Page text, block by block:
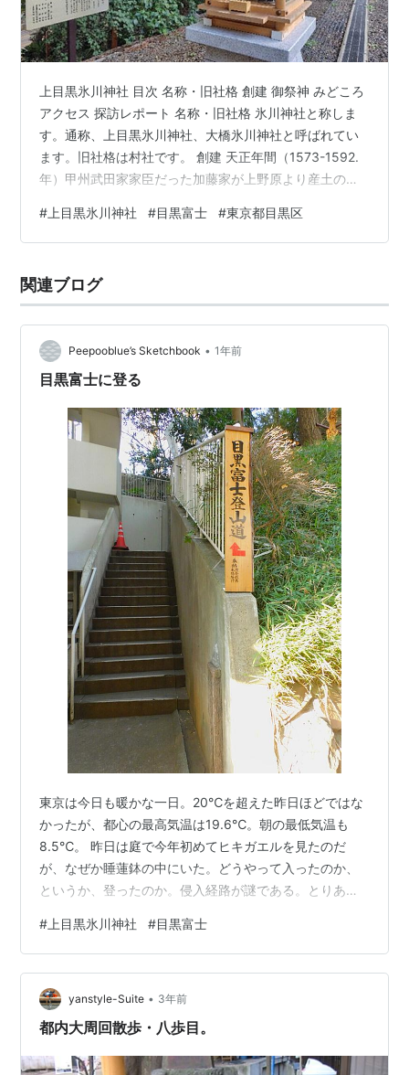
上目黒氷川神社 目次 名称・旧社格 創建 御祭神 みどころ
アクセス 探訪レポート 名称・旧社格 氷川神社と称しま
す。通称、上目黒氷川神社、大橋氷川神社と呼ばれてい
ます。旧社格は村社です。 創建 天正年間（1573-1592.
年）甲州武田家家臣だった加藤家が上野原より産土の大
照大御神 菅原道真 みどころ 小高い山（崖）の上にあ
り、静謐な雰囲気に包まれています。 アクセス 目黒区大
ポート 国道246号線に面していて、まさに喧騒の中にあ
る神社です。正面の鳥居の横には、大山道の石碑が置
# 上目黒氷川神社 #目黒富士 #東京都目黒区
関連ブログ
Peepooblue’s Sketchbook • 1年前
目黒富士に登る
東京は今日も暖かな一日。20℃を超えた昨日ほどではな
かったが、都心の最高気温は19.6℃。朝の最低気温も
8.5℃。 昨日は庭で今年初めてヒキガエルを見たのだ
が、なぜか睡蓮鉢の中にいた。どうやって入ったのか、
というか、登ったのか。侵入経路が謎である。とりあえ
が見えない。 近所の畑の菜の花。 先日、江戸の侍・村尾
嘉陵の書いた「上めぐろ村に遊ぶ記」に導かれて目黒区
の元富士（上目黒1‐8）と新富士（中目黒2‐1）を訪ねた
が、どちらも現存しない。このうち、元富士にあった浅
間神社や石造物などが移されている上目黒氷川神社（大
# 上目黒氷川神社 #目黒富士
yanstyle-Suite • 3年前
都内大周回散歩・八歩目。